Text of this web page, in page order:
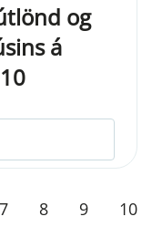
og
á
7 8 9 10